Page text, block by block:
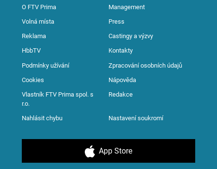
O FTV Prima Management
Volná místa Press
Reklama Castingy a výzvy
HbbTV Kontakty
Podmínky užívání Zpracování osobních údajů
Cookies Nápověda
Vlastník FTV Prima spol. s
r.o.
Redakce
Nahlásit chybu Nastavení soukromí
App Store